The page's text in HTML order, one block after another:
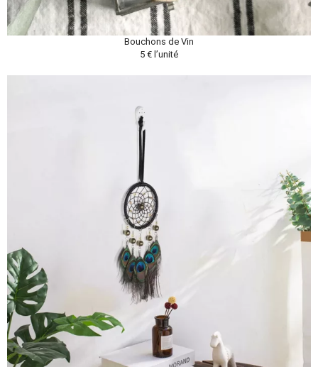
Bouchons de Vin
5 € l’unité